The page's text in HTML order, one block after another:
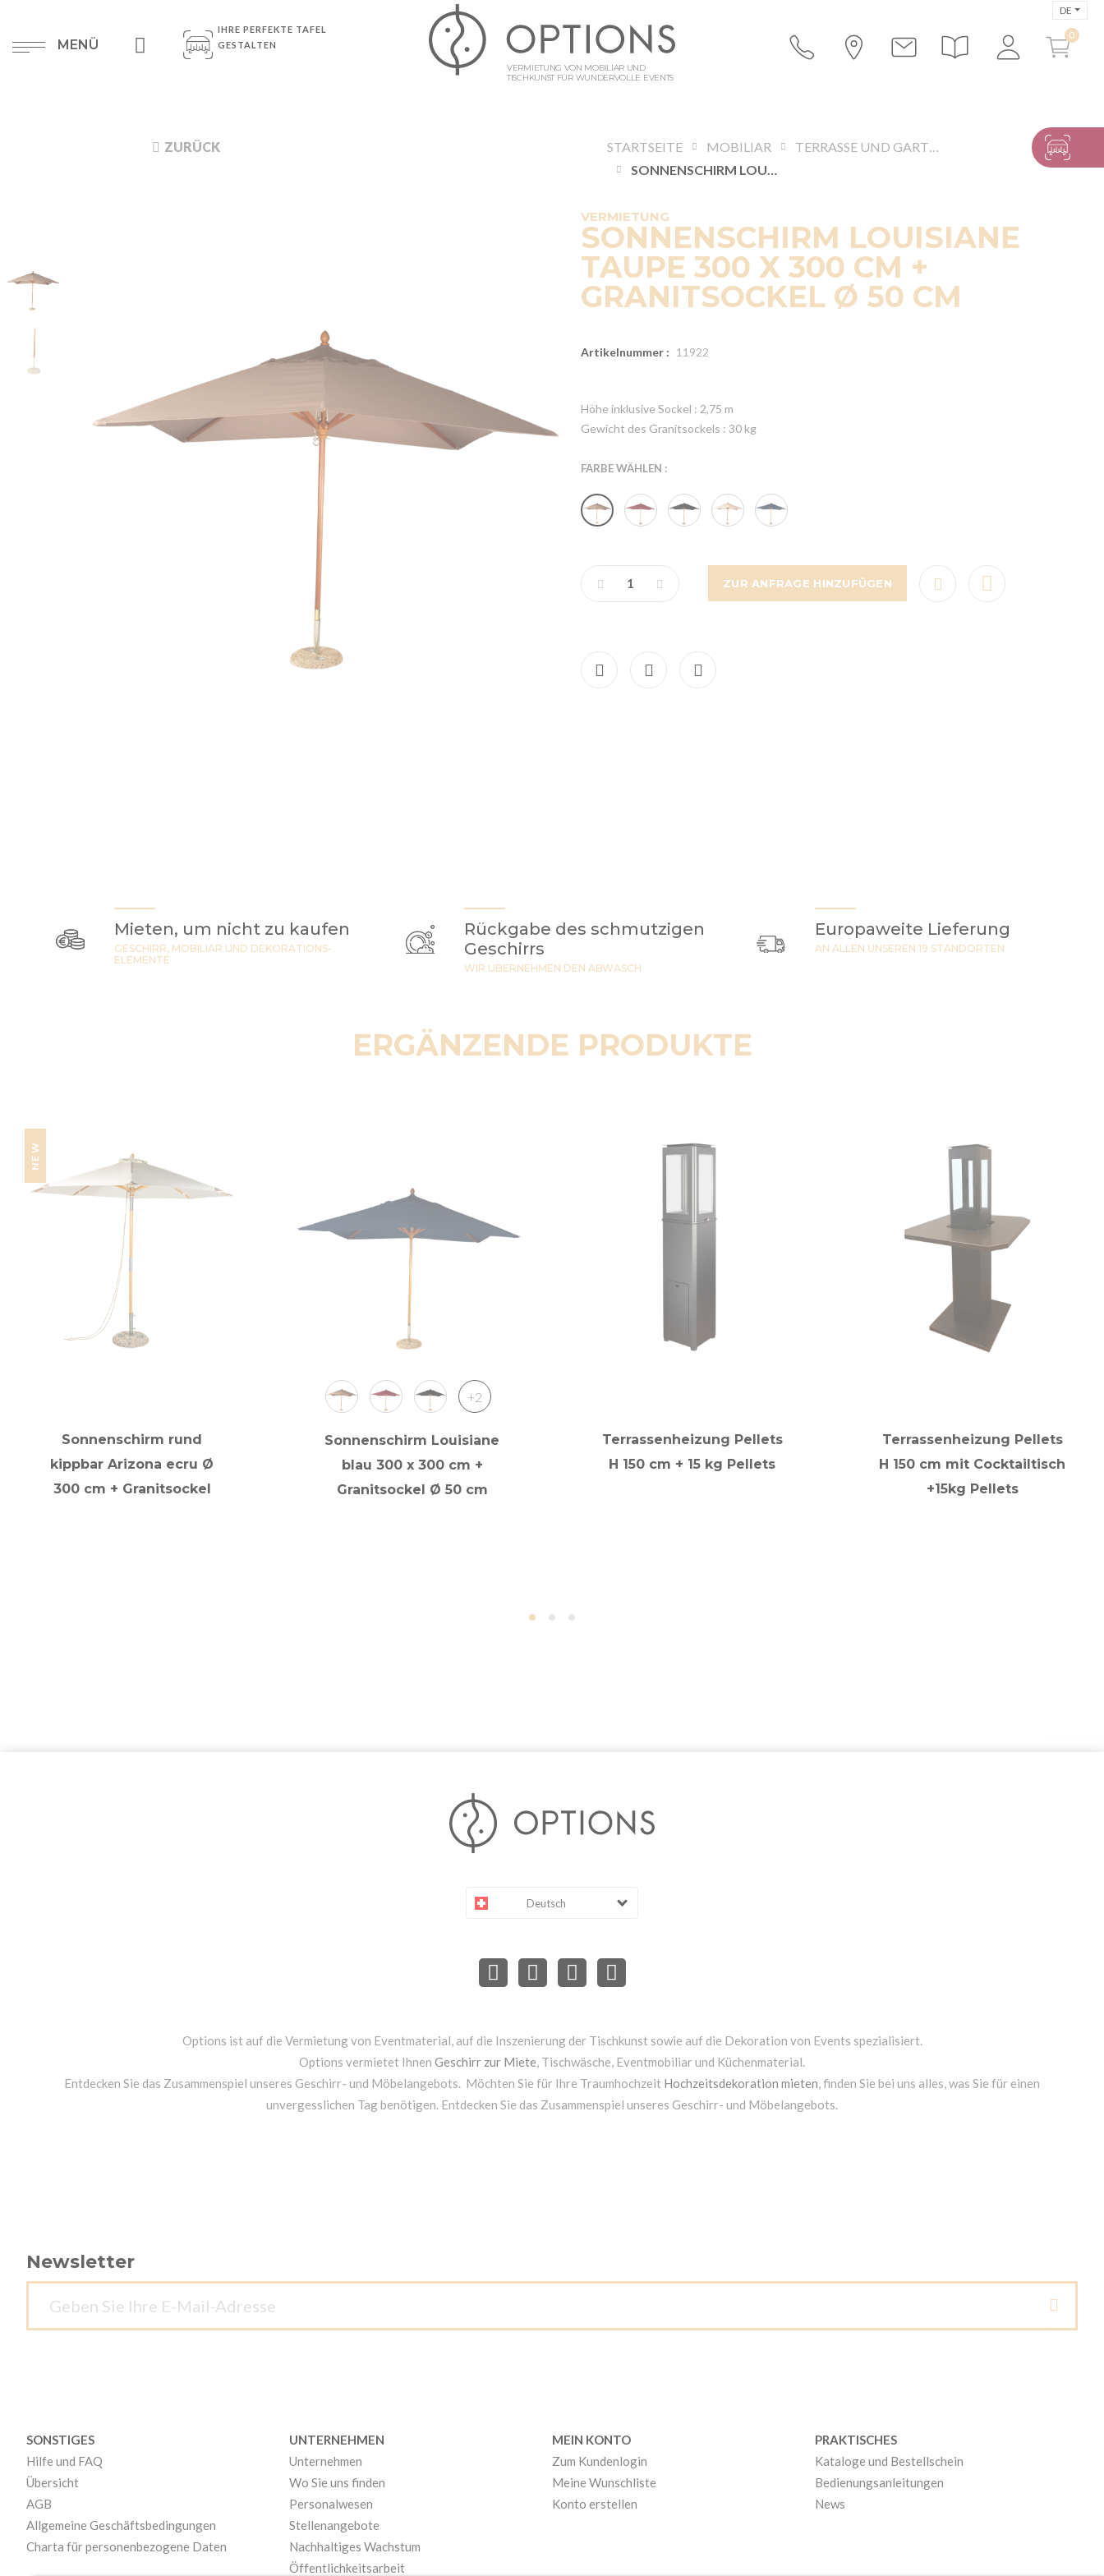
MENÜ
IHRE PERFEKTE TAFEL
GESTALTEN
VERMIETUNG VON MOBILIAR UND
TISCHKUNST FÜR WUNDERVOLLE EVENTS
DE
ZURÜCK STARTSEITE MOBILIAR
TERRASSE UND GARTEN
SONNENSCHIRM LOUISIANE TAUPE 300 X 300 CM + GRANITSOCKEL Ø 50 CM
VERMIETUNG
SONNENSCHIRM LOUISIANE
TAUPE 300 X 300 CM +
GRANITSOCKEL Ø 50 CM
Artikelnummer : 11922
Höhe inklusive Sockel : 2,75 m
Gewicht des Granitsockels : 30 kg
FARBE WÄHLEN :
ZUR ANFRAGE HINZUFÜGEN
Mieten, um nicht zu kaufen
GESCHIRR, MOBILIAR UND DEKORATIONS-
ELEMENTE
Rückgabe des schmutzigen
Geschirrs
WIR ÜBERNEHMEN DEN ABWASCH
Europaweite Lieferung
AN ALLEN UNSEREN 19 STANDORTEN
ERGÄNZENDE PRODUKTE
NEW
Sonnenschirm rund
kippbar Arizona ecru Ø
300 cm + Granitsockel
+2
Sonnenschirm Louisiane
blau 300 x 300 cm +
Granitsockel Ø 50 cm
Terrassenheizung Pellets
H 150 cm + 15 kg Pellets
Terrassenheizung Pellets
H 150 cm mit Cocktailtisch
+15kg Pellets
Deutsch
Options ist auf die Vermietung von Eventmaterial, auf die Inszenierung der Tischkunst sowie auf die Dekoration von Events spezialisiert.
Options vermietet Ihnen Geschirr zur Miete, Tischwäsche, Eventmobiliar und Küchenmaterial.
Entdecken Sie das Zusammenspiel unseres Geschirr- und Möbelangebots. Möchten Sie für Ihre Traumhochzeit Hochzeitsdekoration mieten, finden Sie bei uns alles, was Sie für einen
unvergesslichen Tag benötigen. Entdecken Sie das Zusammenspiel unseres Geschirr- und Möbelangebots.
Newsletter
SONSTIGES
Hilfe und FAQ
Übersicht
AGB
Allgemeine Geschäftsbedingungen
Charta für personenbezogene Daten
UNTERNEHMEN
Unternehmen
Wo Sie uns finden
Personalwesen
Stellenangebote
Nachhaltiges Wachstum
Öffentlichkeitsarbeit
MEIN KONTO
Zum Kundenlogin
Meine Wunschliste
Konto erstellen
PRAKTISCHES
Kataloge und Bestellschein
Bedienungsanleitungen
News